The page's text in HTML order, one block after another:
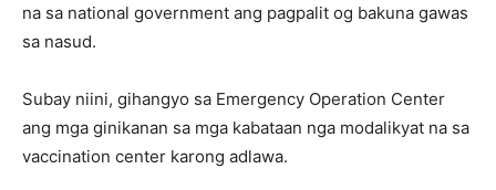
na sa national government ang pagpalit og bakuna gawas
sa nasud.
Subay niini, gihangyo sa Emergency Operation Center
ang mga ginikanan sa mga kabataan nga modalikyat na sa
vaccination center karong adlawa.